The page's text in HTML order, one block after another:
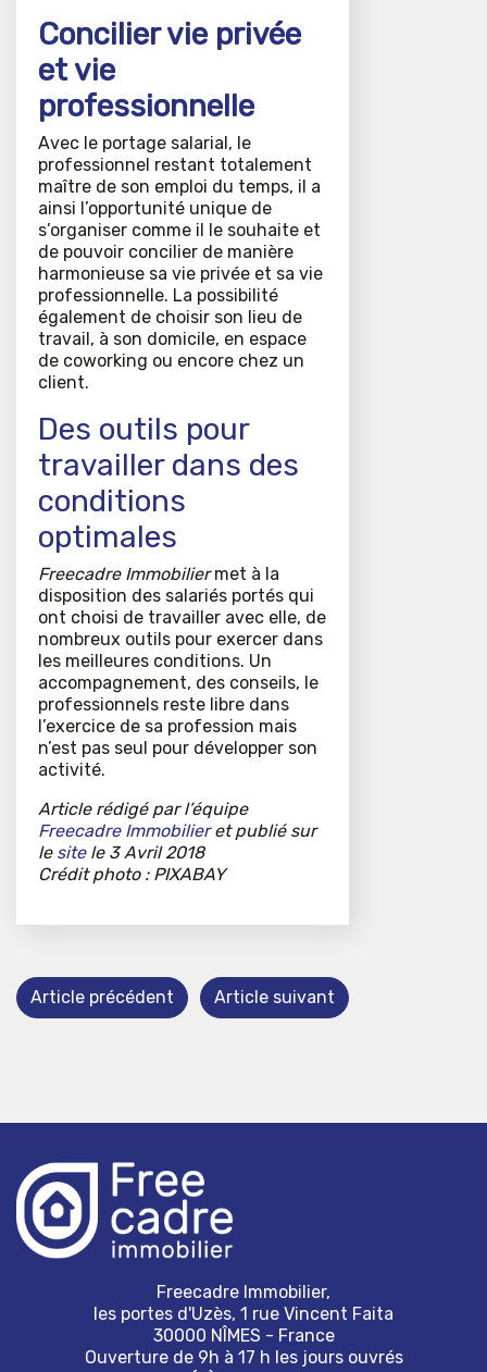
Concilier vie privée
et vie
professionnelle
Avec le portage salarial, le
professionnel restant totalement
maître de son emploi du temps, il a
ainsi l’opportunité unique de
s’organiser comme il le souhaite et
de pouvoir concilier de manière
harmonieuse sa vie privée et sa vie
professionnelle. La possibilité
également de choisir son lieu de
travail, à son domicile, en espace
de coworking ou encore chez un
client.
Des outils pour
travailler dans des
conditions
optimales
Freecadre Immobiliermet à la
disposition des salariés portés qui
ont choisi de travailler avec elle, de
nombreux outils pour exercer dans
les meilleures conditions. Un
accompagnement, des conseils, le
professionnels reste libre dans
l’exercice de sa profession mais
n’est pas seul pour développer son
activité.
Article rédigé par l’équipe
Freecadre Immobilieret publié sur
le sitele 3 Avril 2018
Crédit photo : PIXABAY
Article précédent Article suivant
Freecadre Immobilier,
les portes d'Uzès, 1 rue Vincent Faita
30000 NÎMES - France
Ouverture de 9h à 17 h les jours ouvrés